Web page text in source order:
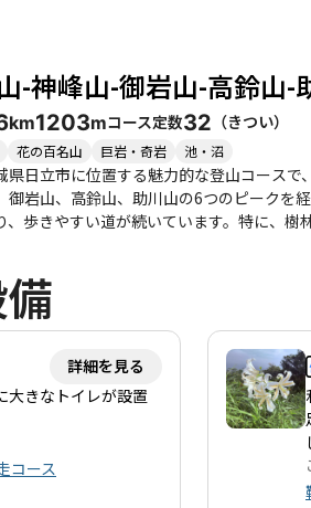
場は暑さが厳しくなるため、涼しくなってからの登山が
山後のリフレッシュにも最適です。特に
者たちの体験談からも、心地よいトンネ
です。
-神峰山-御岩山-高鈴山-
km1203mコース定数32 （きつい）
花の百名山 巨岩・奇岩 池・沼
県日立市に位置する魅力的な登山コース
山、高鈴山、助川山の6つのピークを経由し、
、歩きやすい道が続いています。特に、
れる美しい海の色が広がり、登山者に開
春には桜が咲き誇り、秋には紅葉が美しい景観を作り出します。た
みや滑りやすい箇所には注意が必要です。
幸を楽しめる市場もあり、登山後のリフ
訪れることができます。日立アルプスは
詳細を見る
大きなトイレが設置
コース